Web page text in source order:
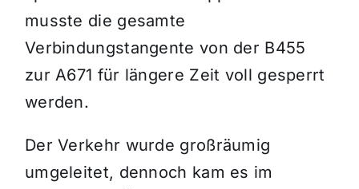
musste die gesamte
Verbindungstangente von der B455
zur A671 für längere Zeit voll gesperrt
werden.
Der Verkehr wurde großräumig
umgeleitet, dennoch kam es im